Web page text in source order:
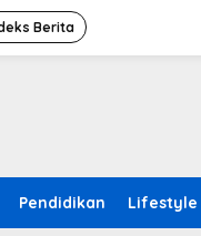
Berita
Pendidikan Lifestyle